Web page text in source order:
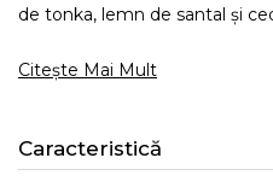
de tonka, lemn de santal și
Citește Mai Mult
Caracteristică